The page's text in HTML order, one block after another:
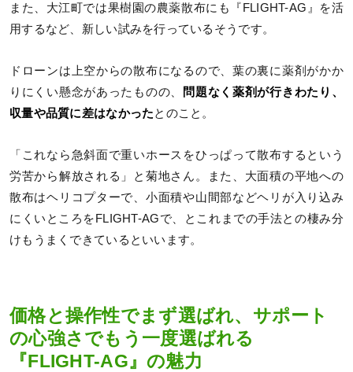
また、大江町では果樹園の農薬散布にも『FLIGHT-AG』を活
用するなど、新しい試みを行っているそうです。
ドローンは上空からの散布になるので、葉の裏に薬剤がかか
りにくい懸念があったものの、
問題なく薬剤が行きわたり、
収量や品質に差はなかったとのこと。
「これなら急斜面で重いホースをひっぱって散布するという
労苦から解放される」と菊地さん。また、大面積の平地への
散布はヘリコプターで、小面積や山間部などヘリが入り込み
にくいところをFLIGHT-AGで、とこれまでの手法との棲み分
けもうまくできているといいます。
価格と操作性でまず選ばれ、サポート
の心強さでもう一度選ばれる
『FLIGHT-AG』の魅力